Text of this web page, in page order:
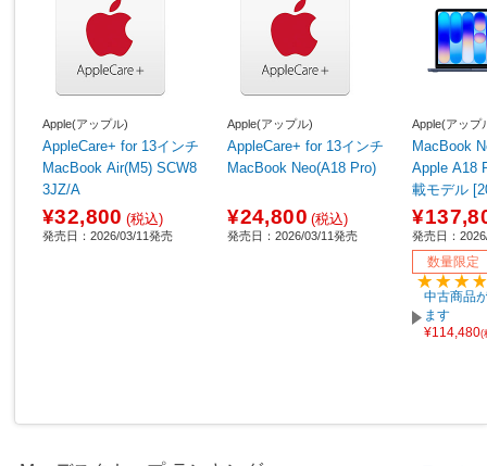
Apple(アップル)
AppleCare+ for 13インチ
MacBook Air(M5) SCW8
3JZ/A
¥32,800 (税込)
発売日：2026/03/11発売
Apple(アップル)
AppleCare+ for 13インチ
MacBook Neo(A18 Pro)
¥24,800 (税込)
発売日：2026/03/11発売
Apple(アップ
MacBook Neo 13
Apple A18
載モデル
ル/SSD
GB/6コア
PU] インデ
J/A 【
発売日：
数量限定
中古商品
ます
¥114,480(